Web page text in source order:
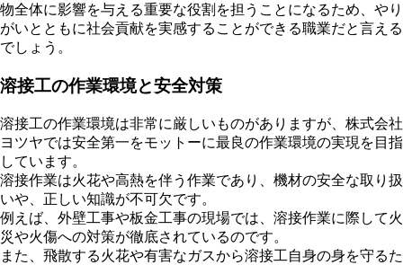
物全体に影響を与える重要な役割を担うことになるため、やり
がいとともに社会貢献を実感することができる職業だと言える
でしょう。
溶接工の作業環境と安全対策
溶接工の作業環境は非常に厳しいものがありますが、株式会社
ヨツヤでは安全第一をモットーに最良の作業環境の実現を目指
しています。
溶接作業は火花や高熱を伴う作業であり、機材の安全な取り扱
いや、正しい知識が不可欠です。
例えば、外壁工事や板金工事の現場では、溶接作業に際して火
災や火傷への対策が徹底されているのです。
また、飛散する火花や有害なガスから溶接工自身の身を守るた